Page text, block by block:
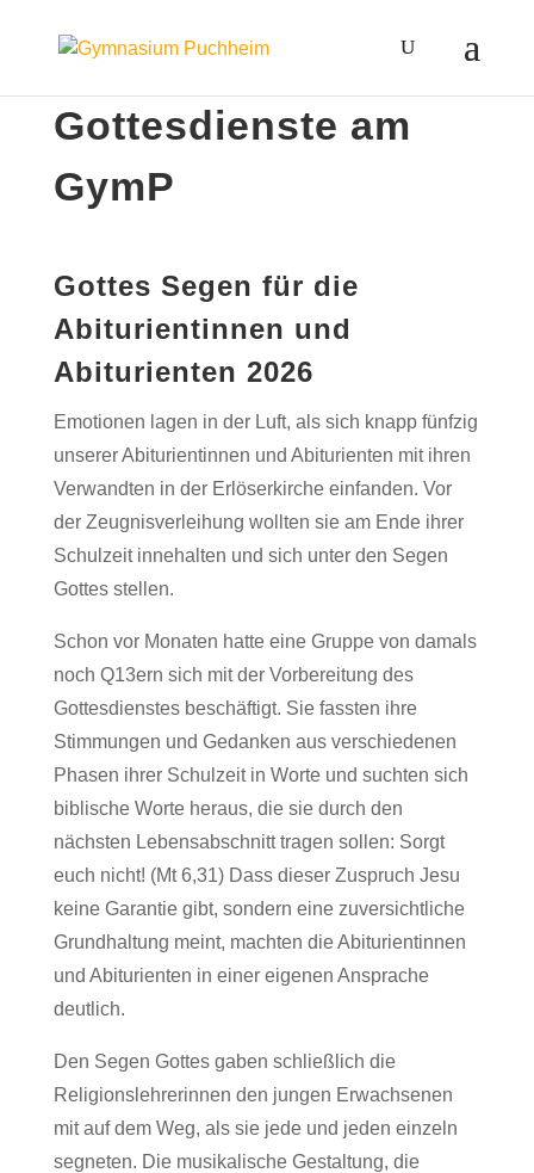
Gottesdienste am
GymP
Gottes Segen für die
Abiturientinnen und
Abiturienten 2026
Emotionen lagen in der Luft, als sich knapp fünfzig
unserer Abiturientinnen und Abiturienten mit ihren
Verwandten in der Erlöserkirche einfanden. Vor
der Zeugnisverleihung wollten sie am Ende ihrer
Schulzeit innehalten und sich unter den Segen
Gottes stellen.
Schon vor Monaten hatte eine Gruppe von damals
noch Q13ern sich mit der Vorbereitung des
Gottesdienstes beschäftigt. Sie fassten ihre
Stimmungen und Gedanken aus verschiedenen
Phasen ihrer Schulzeit in Worte und suchten sich
biblische Worte heraus, die sie durch den
nächsten Lebensabschnitt tragen sollen: Sorgt
euch nicht! (Mt 6,31) Dass dieser Zuspruch Jesu
keine Garantie gibt, sondern eine zuversichtliche
Grundhaltung meint, machten die Abiturientinnen
und Abiturienten in einer eigenen Ansprache
deutlich.
Den Segen Gottes gaben schließlich die
Religionslehrerinnen den jungen Erwachsenen
mit auf dem Weg, als sie jede und jeden einzeln
segneten. Die musikalische Gestaltung, die